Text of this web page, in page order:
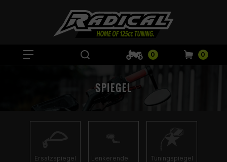
0 0
SPIEGEL
Ersatzspiegel Tuningspiegel